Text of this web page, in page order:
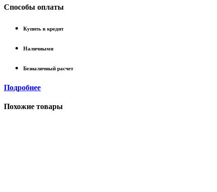
Способы оплаты
Купить в кредит
Наличными
Безналичный расчет
Подробнее
Похожие товары